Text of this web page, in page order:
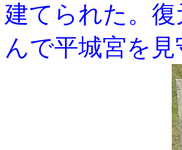
建てられた。
んで平城宮を